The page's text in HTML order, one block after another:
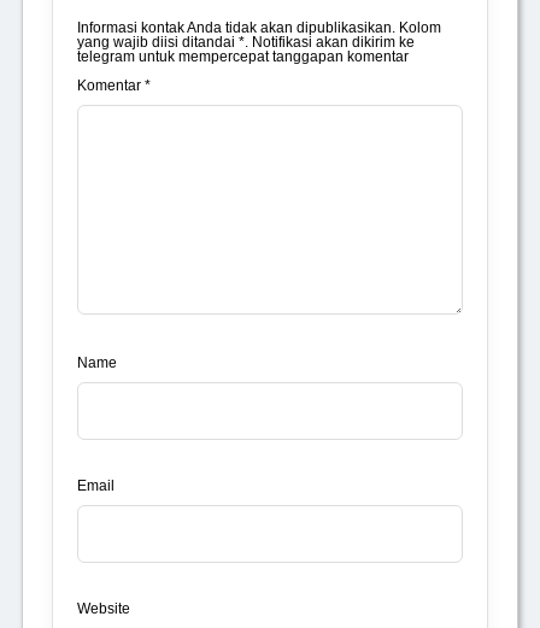
Informasi kontak Anda tidak akan dipublikasikan. Kolom
yang wajib diisi ditandai *. Notifikasi akan dikirim ke
telegram untuk mempercepat tanggapan komentar
Komentar *
Name
Email
Website